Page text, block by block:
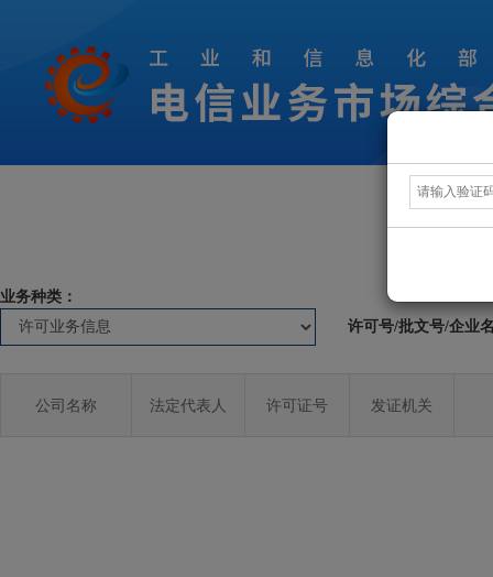
业务种类：
许可号/批文号/企业
公司名称 法定代表人 许可证号 发证机关